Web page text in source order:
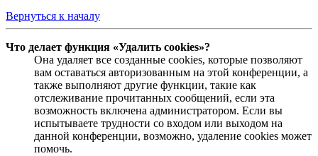
Вернуться к началу
Что делает функция «Удалить cookies»?
Она удаляет все созданные cookies, которые позволяют
вам оставаться авторизованным на этой конференции, а
также выполняют другие функции, такие как
отслеживание прочитанных сообщений, если эта
возможность включена администратором. Если вы
испытываете трудности со входом или выходом на
данной конференции, возможно, удаление cookies может
помочь.